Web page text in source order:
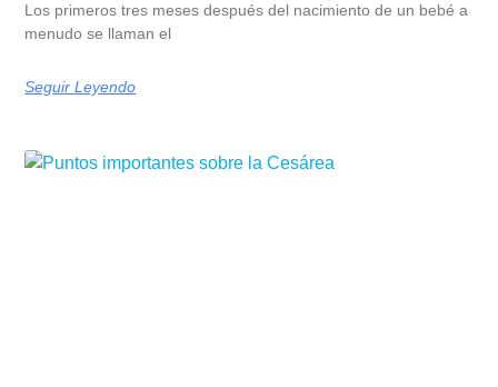
Los primeros tres meses después del nacimiento de un bebé a
menudo se llaman el
Seguir Leyendo